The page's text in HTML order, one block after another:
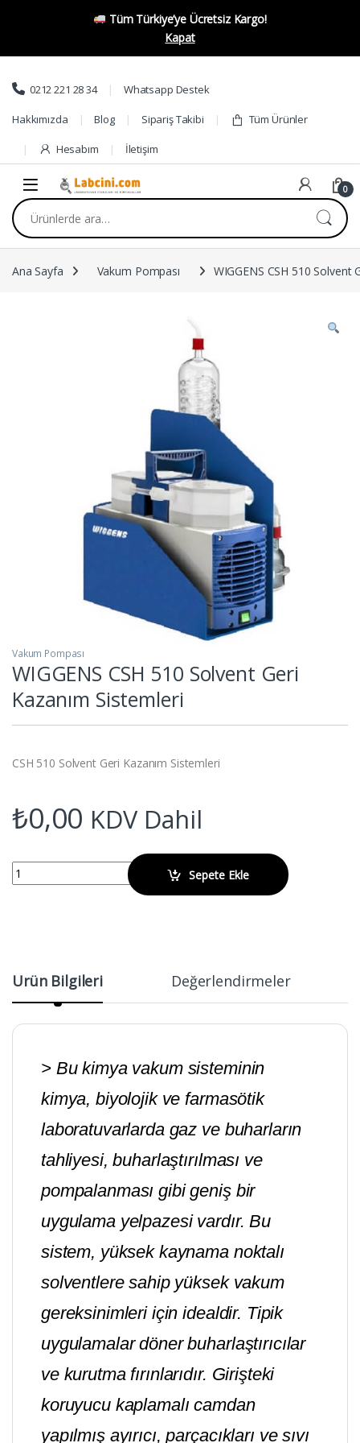
Tüm Türkiye’ye Ücretsiz Kargo!
Kapat
Skip to navigation
Skip to content
0212 221 28 34 Whatsapp Destek
Hakkımızda Blog Sipariş Takibi Tüm Ürünler
Hesabım İletişim
0
Ara:
Ana Sayfa Vakum Pompası WIGGENS CSH 510 Solvent
Vakum Pompası
WIGGENS CSH 510 Solvent Geri
Kazanım Sistemleri
CSH 510 Solvent Geri Kazanım Sistemleri
₺0,00 KDV Dahil
WIGGENS CSH 510 Solvent Geri Kazanım Sistemleri quantity
Sepete Ekle
Ürün Bilgileri Değerlendirmeler
> Bu kimya vakum sisteminin
kimya, biyolojik ve farmasötik
laboratuvarlarda gaz ve buharların
tahliyesi, buharlaştırılması ve
pompalanması gibi geniş bir
uygulama yelpazesi vardır. Bu
sistem, yüksek kaynama noktalı
solventlere sahip yüksek vakum
gereksinimleri için idealdir. Tipik
uygulamalar döner buharlaştırıcılar
ve kurutma fırınlarıdır. Girişteki
koruyucu kaplamalı camdan
yapılmış ayırıcı, parçacıkları ve sıvı